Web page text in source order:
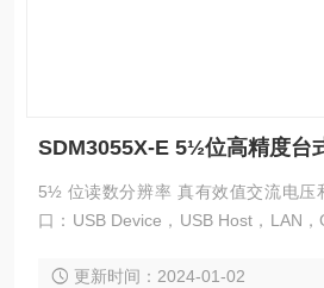
SDM3055X-E 5½位高精度台
5½ 位读数分辨率 真有效值交流电压
口：USB Device，USB Host，LAN，
修改，查看，备份 4.3 英寸真彩 TFT-
更新时间：2024-01-02